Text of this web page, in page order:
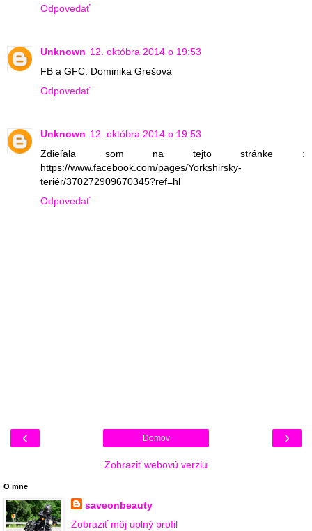
Odpovedať
Unknown 12. októbra 2014 o 19:53
FB a GFC: Dominika Grešová
Odpovedať
Unknown 12. októbra 2014 o 19:53
Zdieľala som na tejto stránke :
https://www.facebook.com/pages/Yorkshirsky-
teriér/370272909670345?ref=hl
Odpovedať
‹ ›
Domov
Zobraziť webovú verziu
O mne
saveonbeauty
Zobraziť môj úplný profil